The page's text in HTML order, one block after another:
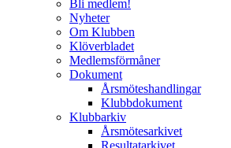
Bli medlem!
Nyheter
Om Klubben
Klöverbladet
Medlemsförmåner
Dokument
Årsmöteshandlingar
Klubbdokument
Klubbarkiv
Årsmötesarkivet
Resultatarkivet